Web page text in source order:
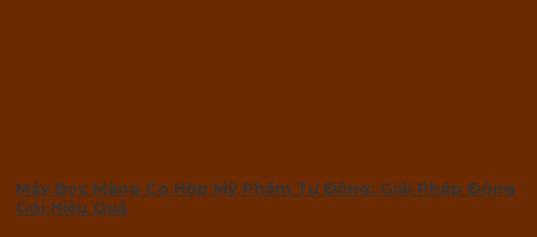
Máy Bọc Màng Co Hộp Mỹ Phẩm Tự Động: Giải Pháp Đóng
Gói Hiệu Quả